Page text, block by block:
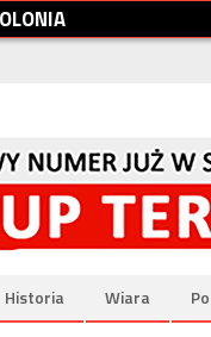
OLONIA
Historia Wiara